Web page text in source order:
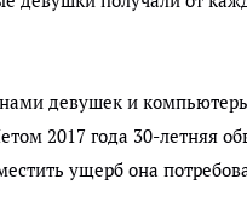
девушек и
2017 года 30-летняя
ущерб она